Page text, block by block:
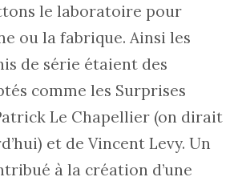
le laboratoire pour
ou la fabrique. Ainsi les
de série étaient des
comme les Surprises
Le Chapellier (on dirait
et de Vincent Levy. Un
à la création d’une